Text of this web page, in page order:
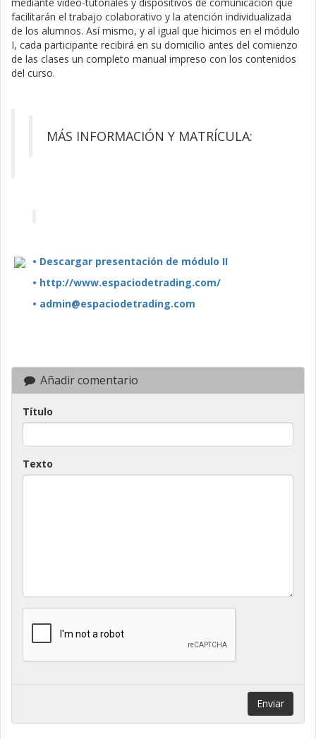
facilitarán el trabajo colaborativo y la atención individualizada
de los alumnos. Así mismo, y al igual que hicimos en el módulo
I, cada participante recibirá en su domicilio antes del comienzo
de las clases un completo manual impreso con los contenidos
del curso.
MÁS INFORMACIÓN Y MATRÍCULA:
• Descargar presentación de módulo II
• http://www.espaciodetrading.com/
• admin@espaciodetrading.com
Añadir comentario
Título
Texto
Enviar